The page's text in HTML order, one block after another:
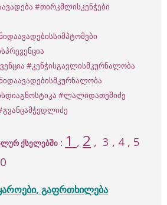
#თირკმლისკენჭები
#კენჭისგავლისმკურნალობა
#ლალიდათეშიძე
ქსელებში : 1 , 2 , 3 , 4 , 5
, გაფრთხილება